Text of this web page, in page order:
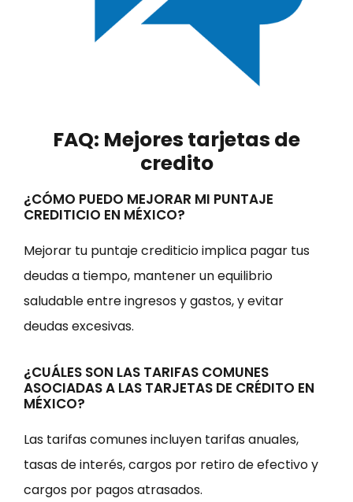
FAQ: Mejores tarjetas de
credito
¿CÓMO PUEDO MEJORAR MI PUNTAJE
CREDITICIO EN MÉXICO?
Mejorar tu puntaje crediticio implica pagar tus
deudas a tiempo, mantener un equilibrio
saludable entre ingresos y gastos, y evitar
deudas excesivas.
¿CUÁLES SON LAS TARIFAS COMUNES
ASOCIADAS A LAS TARJETAS DE CRÉDITO EN
MÉXICO?
Las tarifas comunes incluyen tarifas anuales,
tasas de interés, cargos por retiro de efectivo y
cargos por pagos atrasados.